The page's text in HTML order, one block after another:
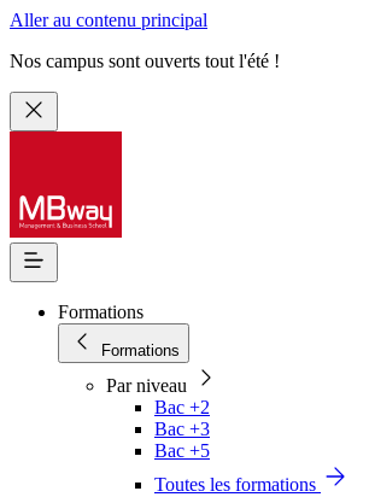
Aller au contenu principal
Nos campus sont ouverts tout l'été !
Formations
Formations
Par niveau
Bac +2
Bac +3
Bac +5
Toutes les formations